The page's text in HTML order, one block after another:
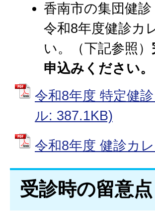
香南市の集団健診
令和8年度健診カ
い。（下記参照）
申込みください。
令和8年度 特定健
ル: 387.1KB)
令和8年度 健診カ
受診時の留意点